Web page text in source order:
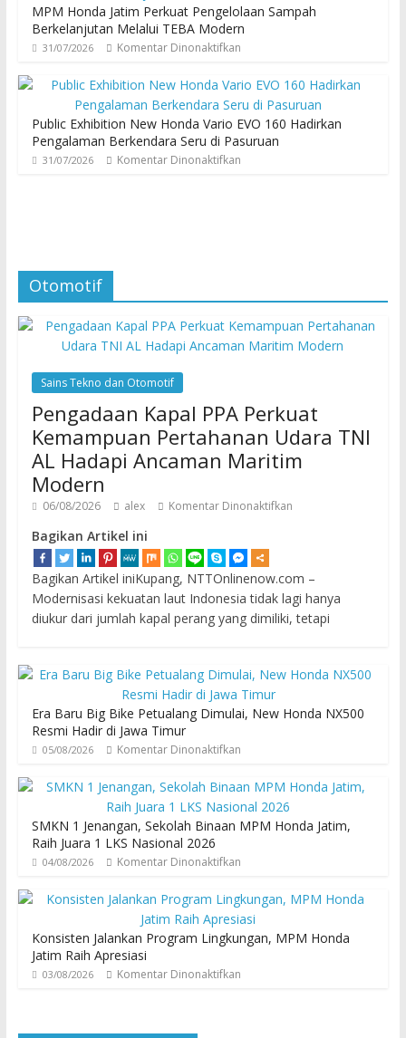
MPM Honda Jatim Perkuat Pengelolaan Sampah
Berkelanjutan Melalui TEBA Modern
31/07/2026 Komentar Dinonaktifkan
Public Exhibition New Honda Vario EVO 160 Hadirkan
Pengalaman Berkendara Seru di Pasuruan
31/07/2026 Komentar Dinonaktifkan
Otomotif
Sains Tekno dan Otomotif
Pengadaan Kapal PPA Perkuat
Kemampuan Pertahanan Udara TNI
AL Hadapi Ancaman Maritim
Modern
06/08/2026 alex Komentar Dinonaktifkan
Bagikan Artikel ini
Bagikan Artikel iniKupang, NTTOnlinenow.com –
Modernisasi kekuatan laut Indonesia tidak lagi hanya
diukur dari jumlah kapal perang yang dimiliki, tetapi
Era Baru Big Bike Petualang Dimulai, New Honda NX500
Resmi Hadir di Jawa Timur
05/08/2026 Komentar Dinonaktifkan
SMKN 1 Jenangan, Sekolah Binaan MPM Honda Jatim,
Raih Juara 1 LKS Nasional 2026
04/08/2026 Komentar Dinonaktifkan
Konsisten Jalankan Program Lingkungan, MPM Honda
Jatim Raih Apresiasi
03/08/2026 Komentar Dinonaktifkan